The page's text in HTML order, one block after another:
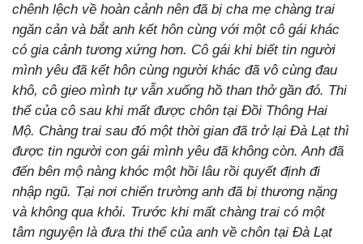
chênh lệch về hoàn cảnh nên đã bị cha mẹ chàng trai
ngăn cản và bắt anh kết hôn cùng với một cô gái khác
có gia cảnh tương xứng hơn. Cô gái khi biết tin người
mình yêu đã kết hôn cùng người khác đã vô cùng đau
khô, cô gieo mình tự vẫn xuống hồ than thở gần đó. Thi
thể của cô sau khi mất được chôn tại Đồi Thông Hai
Mộ. Chàng trai sau đó một thời gian đã trở lại Đà Lạt thì
được tin người con gái mình yêu đã không còn. Anh đã
đến bên mộ nàng khóc một hồi lâu rồi quyết định đi
nhập ngũ. Tại nơi chiến trường anh đã bị thương nặng
và không qua khỏi. Trước khi mất chàng trai có một
tâm nguyện là đưa thi thể của anh về chôn tại Đà Lạt